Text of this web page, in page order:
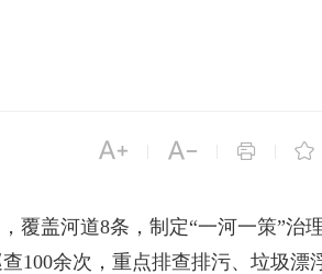
   
，覆盖河道8条，制定“一河一策”治
100余次，重点排查排污、垃圾漂